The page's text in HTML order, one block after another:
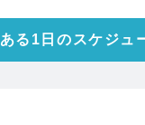
ある1日のスケジュ